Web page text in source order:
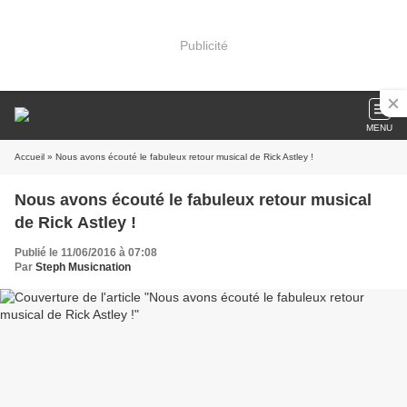
Publicité
MENU
Accueil » Nous avons écouté le fabuleux retour musical de Rick Astley !
Nous avons écouté le fabuleux retour musical
de Rick Astley !
Publié le 11/06/2016 à 07:08
Par Steph Musicnation